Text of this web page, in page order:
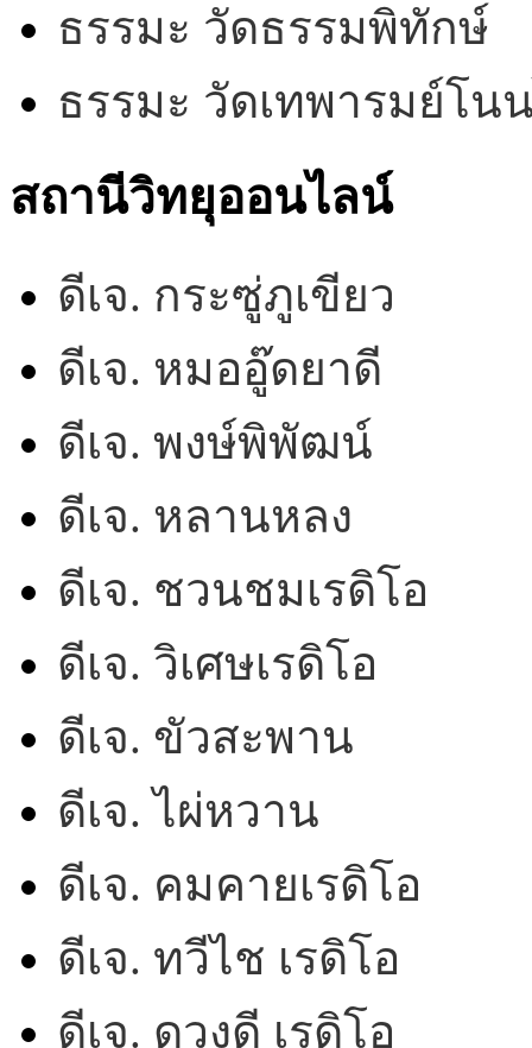
ธรรมะ วัดธรรมพิทักษ์
ธรรมะ วัดเทพารมย์โน
สถานีวิทยุออนไลน์
ดีเจ. กระซู่ภูเขียว
ดีเจ. หมออู๊ดยาดี
ดีเจ. พงษ์พิพัฒน์
ดีเจ. หลานหลง
ดีเจ. ชวนชมเรดิโอ
ดีเจ. วิเศษเรดิโอ
ดีเจ. ขัวสะพาน
ดีเจ. ไผ่หวาน
ดีเจ. คมคายเรดิโอ
ดีเจ. ทวีไช เรดิโอ
ดีเจ. ดวงดี เรดิโอ